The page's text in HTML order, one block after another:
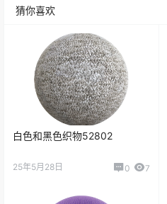
猜你喜欢
白色和黑色织物52802
25年5月28日 0 7